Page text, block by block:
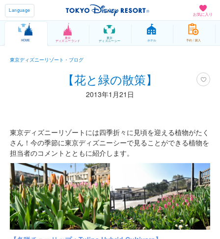
お気に入り
Language
HOME
東京
ディズニーランド
東京
ディズニーシー ホテル 予約 / 購入
東京ディズニーリゾート・ブログ
【花と緑の散策】
2013年1月21日
東京ディズニーリゾートには四季折々に見頃を迎える植物がたく
さん！今の季節に東京ディズニーシーで見ることができる植物を
担当者のコメントとともに紹介します。